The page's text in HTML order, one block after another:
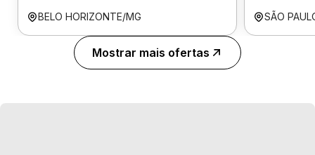
BELO HORIZONTE/MG SÃO
Mostrar mais ofertas